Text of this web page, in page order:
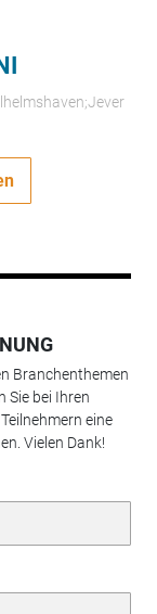
Branchenthemen
Sie bei Ihren
eine
Vielen Dank!